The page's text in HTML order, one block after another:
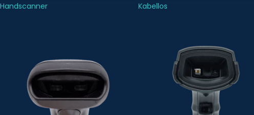
Handscanner
Kabellos